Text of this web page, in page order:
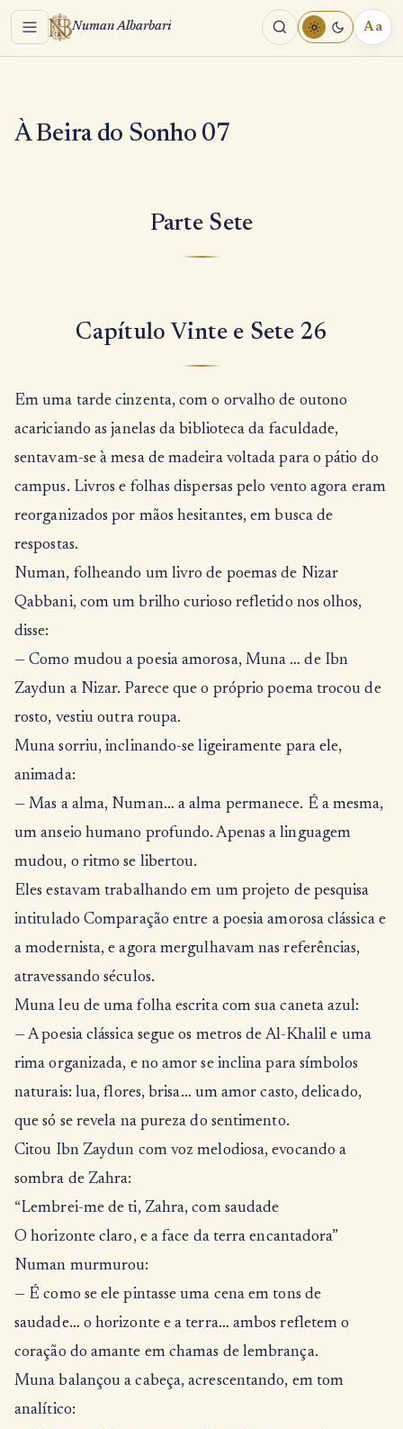
Menu Numan Albarbari Aa
À Beira do Sonho 07
Parte Sete
Capítulo Vinte e Sete 26
Em uma tarde cinzenta, com o orvalho de outono
acariciando as janelas da biblioteca da faculdade,
sentavam-se à mesa de madeira voltada para o pátio do
campus. Livros e folhas dispersas pelo vento agora eram
reorganizados por mãos hesitantes, em busca de
respostas.
Numan, folheando um livro de poemas de Nizar
Qabbani, com um brilho curioso refletido nos olhos,
disse:
— Como mudou a poesia amorosa, Muna … de Ibn
Zaydun a Nizar. Parece que o próprio poema trocou de
rosto, vestiu outra roupa.
Muna sorriu, inclinando-se ligeiramente para ele,
animada:
— Mas a alma, Numan… a alma permanece. É a mesma,
um anseio humano profundo. Apenas a linguagem
mudou, o ritmo se libertou.
Eles estavam trabalhando em um projeto de pesquisa
intitulado Comparação entre a poesia amorosa clássica e
a modernista, e agora mergulhavam nas referências,
atravessando séculos.
Muna leu de uma folha escrita com sua caneta azul:
— A poesia clássica segue os metros de Al-Khalil e uma
rima organizada, e no amor se inclina para símbolos
naturais: lua, flores, brisa… um amor casto, delicado,
que só se revela na pureza do sentimento.
Citou Ibn Zaydun com voz melodiosa, evocando a
sombra de Zahra:
“Lembrei-me de ti, Zahra, com saudade
O horizonte claro, e a face da terra encantadora”
Numan murmurou:
— É como se ele pintasse uma cena em tons de
saudade… o horizonte e a terra… ambos refletem o
coração do amante em chamas de lembrança.
Muna balançou a cabeça, acrescentando, em tom
analítico: